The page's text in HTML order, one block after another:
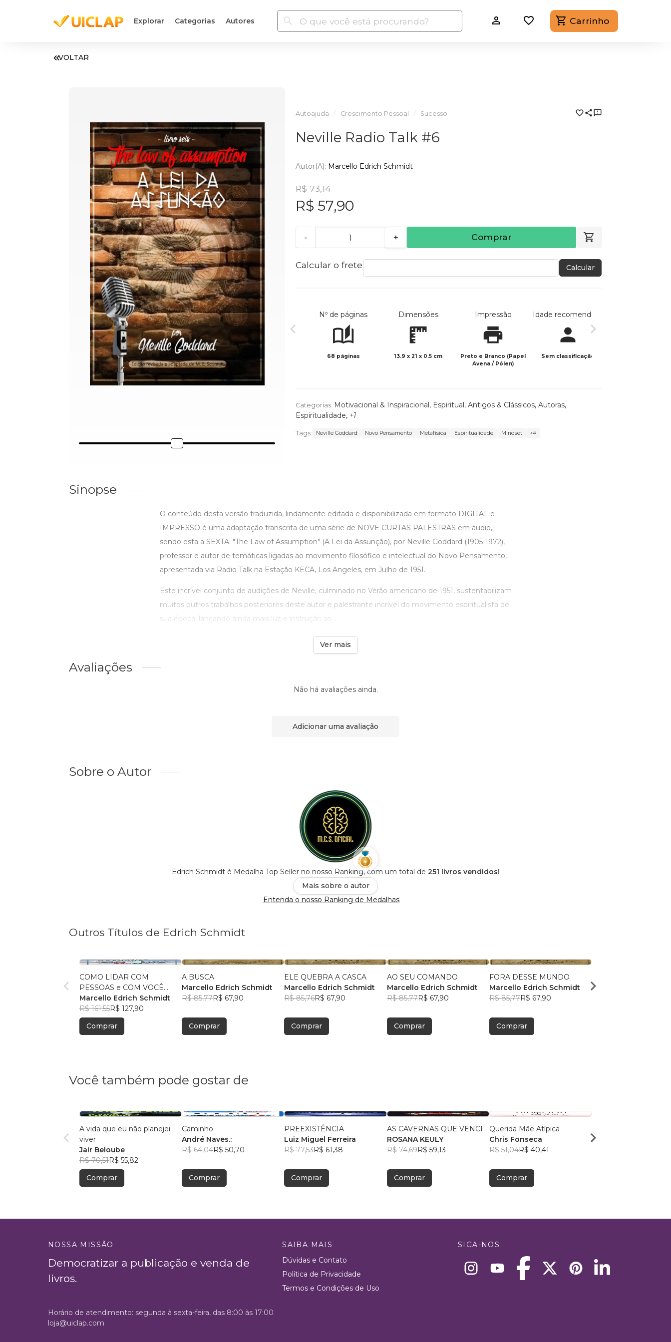
Explorar Categorias Autores Carrinho
VOLTAR
Autoajuda Crescimento Pessoal Sucesso
Neville Radio Talk #6
Autor(a): Marcello Edrich Schmidt
R$ 73,14
R$ 57,90
- + Comprar
Calcular o frete Calcular
Nº de páginas
68 páginas
Dimensões
13.9 x 21 x 0.5 cm
Impressão
Preto e Branco (Papel
Avena / Pólen)
Idade recomendada
Sem classificação
Categorias: Motivacional & Inspiracional, Espiritual, Antigos & Clássicos, Autoras,
Espiritualidade, +1
Tags: Neville Goddard Novo Pensamento Metafísica Espiritualidade Mindset +4
Sinopse
O conteúdo desta versão traduzida, lindamente editada e disponibilizada em formato DIGITAL e
IMPRESSO é uma adaptação transcrita de uma série de NOVE CURTAS PALESTRAS em áudio,
sendo esta a SEXTA: "The Law of Assumption" (A Lei da Assunção), por Neville Goddard (1905-1972),
professor e autor de temáticas ligadas ao movimento filosófico e intelectual do Novo Pensamento,
apresentada via Radio Talk na Estação KECA, Los Angeles, em Julho de 1951.
Este incrível conjunto de audições de Neville, culminado no Verão americano de 1951, sustentabilizam
muitos outros trabalhos posteriores deste autor e palestrante incrível do movimento espiritualista de
sua época, lançando ainda mais luz e instrução so ...
Ver mais
Avaliações
Não há avaliações ainda.
Adicionar uma avaliação
Sobre o Autor
Edrich Schmidt é Medalha Top Seller no nosso Ranking, com um total de 251 livros vendidos!
Mais sobre o autor
Entenda o nosso Ranking de Medalhas
Outros Títulos de Edrich Schmidt
COMO LIDAR COM
PESSOAS e COM VOCÊ
MESMO
Marcello Edrich Schmidt
R$ 161,55R$ 127,90
Comprar
A BUSCA
Marcello Edrich Schmidt
R$ 85,77R$ 67,90
Comprar
ELE QUEBRA A CASCA
Marcello Edrich Schmidt
R$ 85,76R$ 67,90
Comprar
AO SEU COMANDO
Marcello Edrich Schmidt
R$ 85,77R$ 67,90
Comprar
FORA DESSE MUNDO
Marcello Edrich Schmidt
R$ 85,77R$ 67,90
Comprar
Marcello Edrich
Você também pode gostar de
A vida que eu não planejei
viver
Jair Beloube
R$ 70,51R$ 55,82
Comprar
Caminho
André Naves.:
R$ 64,04R$ 50,70
Comprar
PREEXISTÊNCIA
Luiz Miguel Ferreira
R$ 77,53R$ 61,38
Comprar
AS CAVERNAS QUE VENCI
ROSANA KEULY
R$ 74,69R$ 59,13
Comprar
Querida Mãe Atípica
Chris Fonseca
R$ 51,04R$ 40,41
Comprar
Edson Huss
NOSSA MISSÃO
Democratizar a publicação e venda de
livros.
SAIBA MAIS
Dúvidas e Contato
Política de Privacidade
Termos e Condições de Uso
SIGA-NOS
Horário de atendimento: segunda à sexta-feira, das 8:00 às 17:00
loja@uiclap.com